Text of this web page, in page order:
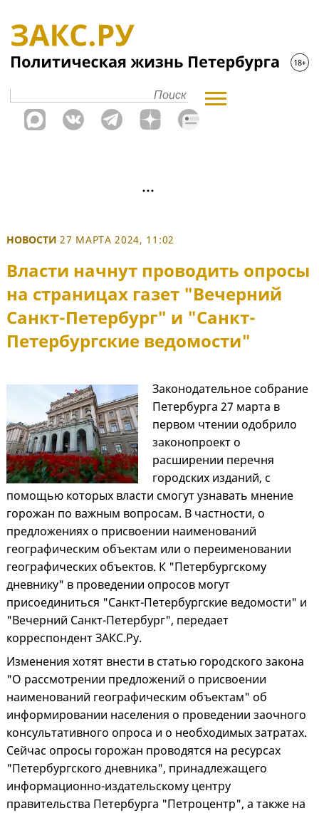
НОВОСТИ 27 МАРТА 2024, 11:02
Власти начнут проводить опросы
на страницах газет "Вечерний
Санкт-Петербург" и "Санкт-
Петербургские ведомости"
Законодательное собрание
Петербурга 27 марта в
первом чтении одобрило
законопроект о
расширении перечня
городских изданий, с
помощью которых власти смогут узнавать мнение
горожан по важным вопросам. В частности, о
предложениях о присвоении наименований
географическим объектам или о переименовании
географических объектов. К "Петербургскому
дневнику" в проведении опросов могут
присоединиться "Санкт-Петербургские ведомости" и
"Вечерний Санкт-Петербург", передает
корреспондент ЗАКС.Ру.
Изменения хотят внести в статью городского закона
"О рассмотрении предложений о присвоении
наименований географическим объектам" об
информировании населения о проведении заочного
консультативного опроса и о необходимых затратах.
Сейчас опросы горожан проводятся на ресурсах
"Петербургского дневника", принадлежащего
информационно-издательскому центру
правительства Петербурга "Петроцентр", а также на